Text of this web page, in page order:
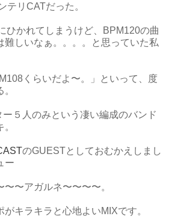
テリCATだった。
ひかれてしまうけど、BPM120の曲
難しいなぁ。。。。と思っていた私
くらいだよ〜。」といって、度
ー５人のみという凄い編成のバンド
のGUESTとしておむかえしまし
ー
〜アガルネ〜〜〜〜。
キラキラと心地よいMIXです。